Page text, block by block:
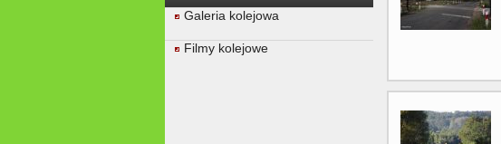
Galeria kolejowa
Filmy kolejowe